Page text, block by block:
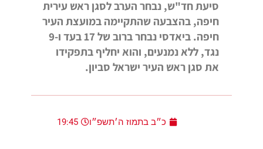
סיעת חד"ש, נבחר הערב לסגן ראש עירית
חיפה, בהצבעה שהתקיימה במועצת העיר
חיפה. ביאדסי נבחר ברוב של 17 בעד ו-9
נגד, ללא נמנעים, והוא יחליף בתפקידו
את סגן ראש העיר ישראל סביון.
כ״ב בתמוז ה׳תשפ״ו 19:45